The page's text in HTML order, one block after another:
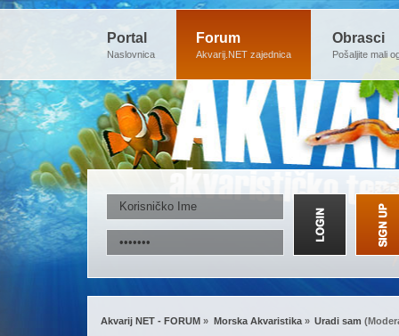
Portal
Naslovnica
Forum
Akvarij.NET zajednica
Obrasci
Pošaljite mali
Akvarij NET - FORUM » Morska Akvaristika» Uradi sam